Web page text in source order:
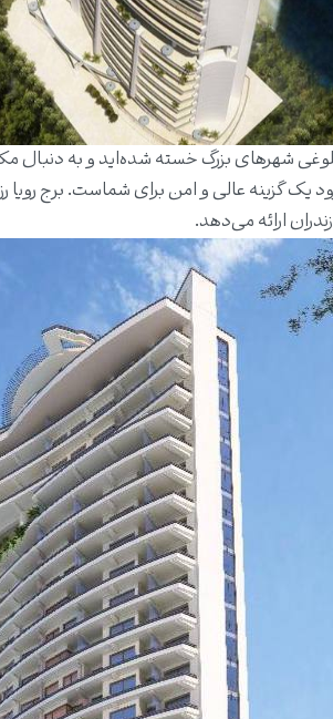
شهرهای بزرگ خسته شده‌اید و به دنبال
یک گزینه عالی و امن برای شماست. برج رویا
ارائه می‌دهد.